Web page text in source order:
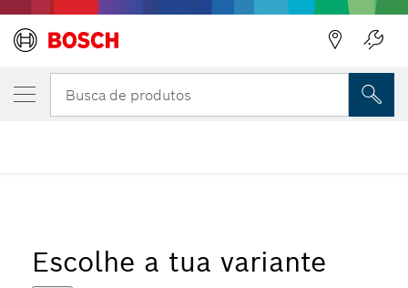
Busca de produtos
Escolhe a tua variante
A VARIANTE QUE SELECIONASTE
Conjunto de corte